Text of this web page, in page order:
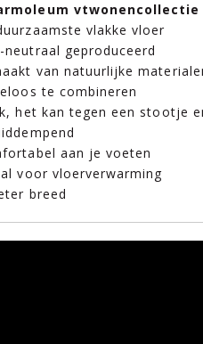
vlakke vloer
neutraal geproduceerd
van natuurlijke
te combineren
het kan tegen een stootje
aan je voeten
voor vloerverwarming
breed